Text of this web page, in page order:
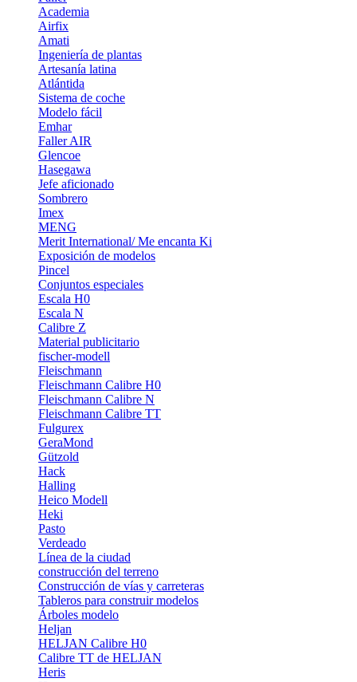
Academia
Airfix
Amati
Ingeniería de plantas
Artesanía latina
Atlántida
Sistema de coche
Modelo fácil
Emhar
Faller AIR
Glencoe
Hasegawa
Jefe aficionado
Sombrero
Imex
MENG
Merit International/ Me encanta Ki
Exposición de modelos
Pincel
Conjuntos especiales
Escala H0
Escala N
Calibre Z
Material publicitario
fischer-modell
Fleischmann
Fleischmann Calibre H0
Fleischmann Calibre N
Fleischmann Calibre TT
Fulgurex
GeraMond
Gützold
Hack
Halling
Heico Modell
Heki
Pasto
Verdeado
Línea de la ciudad
construcción del terreno
Construcción de vías y carreteras
Tableros para construir modelos
Árboles modelo
Heljan
HELJAN Calibre H0
Calibre TT de HELJAN
Heris